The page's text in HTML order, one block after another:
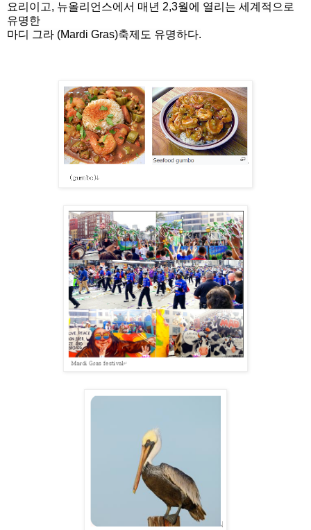
요리이고, 뉴올리언스에서 매년 2,3월에 열리는 세계적으로
유명한
마디 그라 (Mardi Gras)축제도 유명하다.